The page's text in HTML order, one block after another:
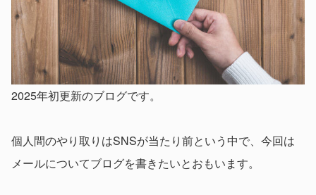
2025年初更新のブログです。
個人間のやり取りはSNSが当たり前という中で、今回は
メールについてブログを書きたいとおもいます。